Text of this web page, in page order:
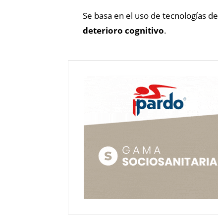
Se basa en el uso de tecnologías de
deterioro cognitivo.